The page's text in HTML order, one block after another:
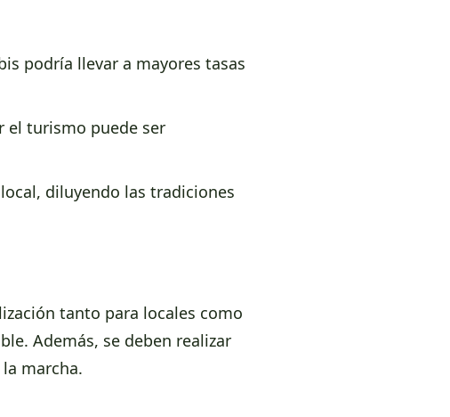
podría llevar a mayores tasas
el turismo puede ser
diluyendo las tradiciones
tanto para locales como
Además, se deben realizar
marcha.